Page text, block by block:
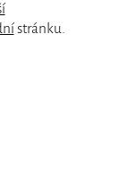
stránku.